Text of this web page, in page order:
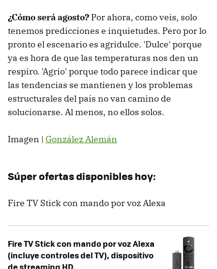
¿Cómo será agosto? Por ahora, como veis, solo
tenemos predicciones e inquietudes. Pero por lo
pronto el escenario es agridulce. 'Dulce' porque
ya es hora de que las temperaturas nos den un
respiro. 'Agrio' porque todo parece indicar que
las tendencias se mantienen y los problemas
estructurales del país no van camino de
solucionarse. Al menos, no ellos solos.
Imagen | González Alemán
Súper ofertas disponibles hoy:
Fire TV Stick con mando por voz Alexa
Fire TV Stick con mando por voz Alexa
(incluye controles del TV), dispositivo
de streaming HD